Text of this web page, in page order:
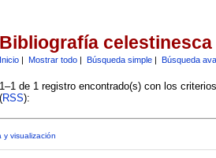
Bibliografía celestinesca
Inicio| Mostrar todo| Búsqueda simple| Búsqueda
1–1 de 1 registro encontrado(s) con los
(RSS):
y visualización